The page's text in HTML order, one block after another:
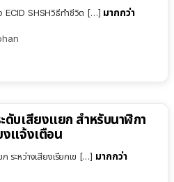
ECID SHSHวิธีทำชีวิต […] มากกว่า
ดับเสียงแยก สำหรับนาฬิกา
งแจ้งเตือน
ระหว่างเสียงเรียกเข […] มากกว่า